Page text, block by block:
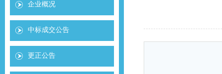
企业概况
中标成交公告
更正公告